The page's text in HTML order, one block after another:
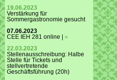
19.06.2023
Verstärkung für
Sommergastronomie gesucht
07.06.2023
CEE IEH 281 online | »
22.03.2023
Stellenausschreibung: Halbe
Stelle für Tickets und
stellvertretende
Geschäftsführung (20h)